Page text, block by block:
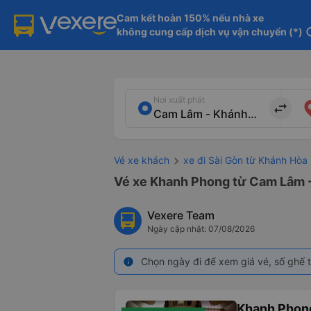
Cam kết hoàn 150% nếu nhà xe
không cung cấp dịch vụ vận chuyển (*)
Nơi xuất phát
import_export
Vé xe khách xe đi Sài Gòn từ Khánh Hòa
Vé xe Khanh Phong từ Cam Lâm
Vexere Team
Ngày cập nhật: 07/08/2026
info Chọn ngày đi để xem giá vé, số